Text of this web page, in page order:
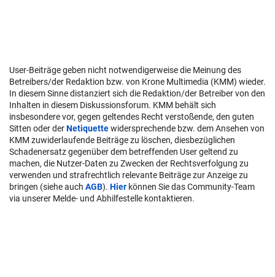
User-Beiträge geben nicht notwendigerweise die Meinung des
Betreibers/der Redaktion bzw. von Krone Multimedia (KMM) wieder.
In diesem Sinne distanziert sich die Redaktion/der Betreiber von den
Inhalten in diesem Diskussionsforum. KMM behält sich
insbesondere vor, gegen geltendes Recht verstoßende, den guten
Sitten oder derNetiquettewidersprechende bzw. dem Ansehen von
KMM zuwiderlaufende Beiträge zu löschen, diesbezüglichen
Schadenersatz gegenüber dem betreffenden User geltend zu
machen, die Nutzer-Daten zu Zwecken der Rechtsverfolgung zu
verwenden und strafrechtlich relevante Beiträge zur Anzeige zu
bringen (siehe auch AGB). Hier können Sie das Community-Team
via unserer Melde- und Abhilfestelle kontaktieren.